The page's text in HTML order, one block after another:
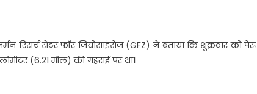
रिसर्च सेंटर फॉर जियोसाइंसेज (GFZ) ने बताया कि शुक्रवार को पेरू
(6.21 मील) की गहराई पर था।